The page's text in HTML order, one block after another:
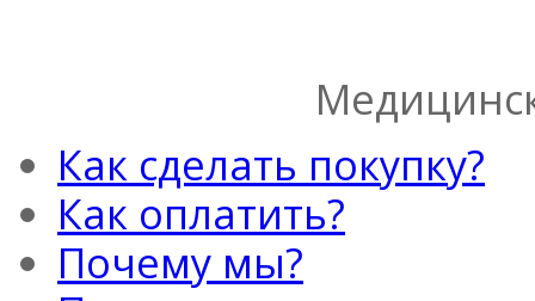
Как сделать покупку?
Как оплатить?
Почему мы?